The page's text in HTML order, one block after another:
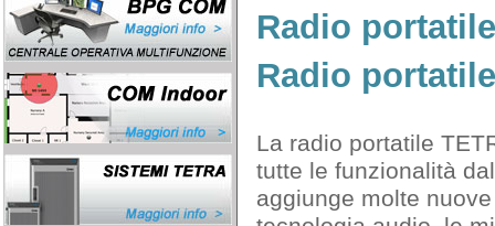
Radio
Radio
La radio portatile
tutte le funzionalità
aggiunge molte